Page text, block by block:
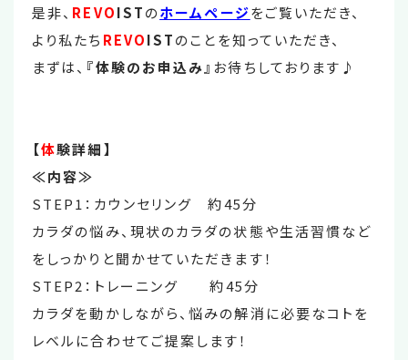
是非、 REVOISTのホームページをご覧いただき、
より私たち REVOISTのことを知っていただき、
まずは、 『体験のお申込み』 お待ちしております♪
【体験詳細】
≪内容≫
STEP1：カウンセリング 約45分
カラダの悩み、現状のカラダの状態や生活習慣など
をしっかりと聞かせていただきます！
STEP2：トレーニング 約45分
カラダを動かしながら、悩みの解消に必要なコトを
レベルに合わせてご提案します！